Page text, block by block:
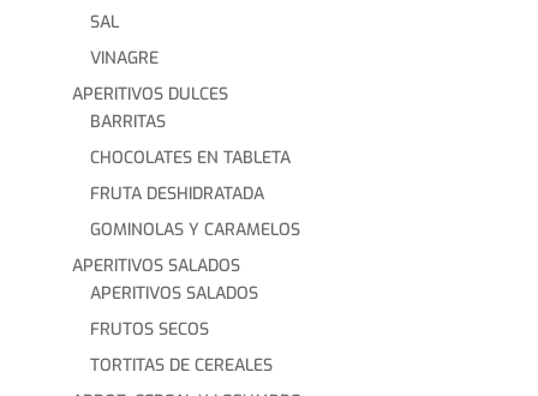
SAL
VINAGRE
APERITIVOS DULCES
BARRITAS
CHOCOLATES EN TABLETA
FRUTA DESHIDRATADA
GOMINOLAS Y CARAMELOS
APERITIVOS SALADOS
APERITIVOS SALADOS
FRUTOS SECOS
TORTITAS DE CEREALES